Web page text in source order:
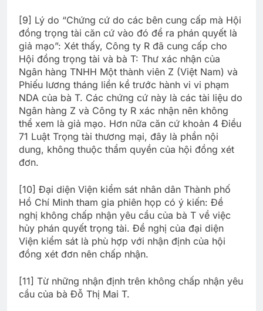
[9] Lý do “Chứng cứ do các bên cung cấp mà Hội
đồng trọng tài căn cứ vào đó để ra phán quyết là
giả mạo”: Xét thấy, Công ty R đã cung cấp cho
Hội đồng trọng tài và bà T: Thư xác nhận của
Ngân hàng TNHH Một thành viên Z (Việt Nam) và
Phiếu lương tháng liền kề trước hành vi vi phạm
NDA của bà T. Các chứng cứ này là các tài liệu do
Ngân hàng Z và Công ty R xác nhận nên không
thể xem là giả mạo. Hơn nữa căn cứ khoản 4 Điều
71 Luật Trọng tài thương mại, đây là phần nội
dung, không thuộc thẩm quyền của hội đồng xét
đơn.
[10] Đại diện Viện kiểm sát nhân dân Thành phố
Hồ Chí Minh tham gia phiên họp có ý kiến: Đề
nghị không chấp nhận yêu cầu của bà T về việc
hủy phán quyết trọng tài. Đề nghị của đại diện
Viện kiểm sát là phù hợp với nhận định của hội
đồng xét đơn nên chấp nhận.
[11] Từ những nhận định trên không chấp nhận yêu
cầu của bà Đỗ Thị Mai T.